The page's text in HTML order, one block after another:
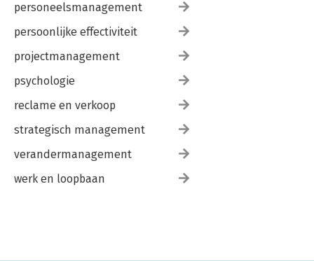
personeelsmanagement
persoonlijke effectiviteit
projectmanagement
psychologie
reclame en verkoop
strategisch management
verandermanagement
werk en loopbaan